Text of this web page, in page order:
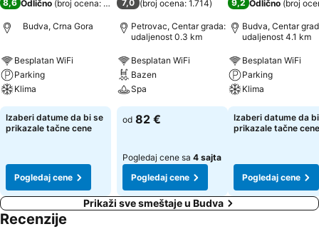
8,6 Odlično (broj ocena: 350 )
Budva, Crna Gora
Besplatan WiFi
Parking
Klima
Izaberi datume da bi se
prikazale tačne cene
Pogledaj cene
7,0 (broj ocena: 1.714)
Petrovac, Centar grada:
udaljenost 0.3 km
Besplatan WiFi
Bazen
Spa
od 82 €
Pogledaj cene sa 4 sajta
Pogledaj cene
9,2 Odlično (broj
Budva, Centar
udaljenost 4.1 km
Besplatan WiFi
Parking
Klima
Izaberi datume da
prikazale tačne cene
Pogledaj cene
Prikaži sve smeštaje u Budva
Recenzije